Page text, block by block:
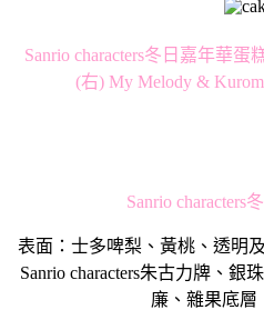
Sanrio characters冬日嘉年華蛋
(右) My Melody &
Sanrio characters
表面：士多啤梨、黃桃、透明
Sanrio characters朱古力牌、銀
廉、雜果底層